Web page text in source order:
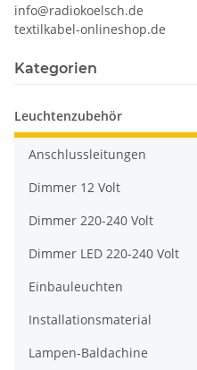
info@radiokoelsch.de
textilkabel-onlineshop.de
Kategorien
Leuchtenzubehör
Anschlussleitungen
Dimmer 12 Volt
Dimmer 220-240 Volt
Dimmer LED 220-240 Volt
Einbauleuchten
Installationsmaterial
Lampen-Baldachine